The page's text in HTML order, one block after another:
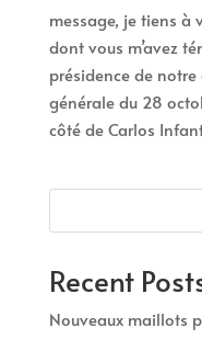
message, je tiens à
dont vous m’avez
présidence de notre
générale du 28
côté de Carlos
Recent
Nouveaux maillots